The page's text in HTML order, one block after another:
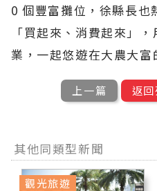
0 個豐富攤位，徐縣長也
「買起來、消費起來」
業，一起悠遊在大農大富
上一篇 返回
其他同類型新聞
觀光旅遊